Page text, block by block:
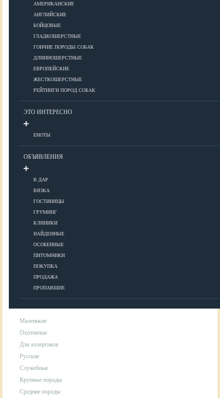
АМЕРИКАНСКИЕ
АНГЛИЙСКИЕ
БОЙЦОВЫЕ
ГЛАДКОШЕРСТНЫЕ
ГОНЧИЕ ПОРОДЫ СОБАК
ДЛИННОШЕРСТНЫЕ
ЕВРОПЕЙСКИЕ
ЖЕСТКОШЕРСТНЫЕ
РЕЙТИНГИ ПОРОД СОБАК
ЭТО ИНТЕРЕСНО
ЕНОТЫ
ОБЪЯВЛЕНИЯ
В ДАР
ВЯЗКА
ГОСТИНИЦЫ
ГРУМИНГ
КЛИНИКИ
НАЙДЕННЫЕ
ОСОБЕННЫЕ
ПИТОМНИКИ
ПОКУПКА
ПРОДАЖА
ПРОПАВШИЕ
КОРМА
Корма холистик класса
Корма эконом класса
Кормление щенков
Диетическое и лечебное кормление
УХОД
Гигиена
Уход за шерстью
Аксессуары для ухода за собакой
Маленькие
Охотничьи
Для аллергиков
Русские
Служебные
Крупные породы
Средние породы